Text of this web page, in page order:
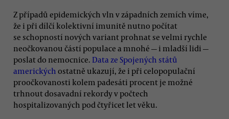
Z případů epidemických vln v západních zemích víme,
že i při dílčí kolektivní imunitě nutno počítat
se schopností nových variant prohnat se velmi rychle
neočkovanou částí populace a mnohé — i mladší lidi —
poslat do nemocnice. Data ze Spojených států
amerických ostatně ukazují, že i při celopopulační
proočkovanosti kolem padesáti procent je možné
trhnout dosavadní rekordy v počtech
hospitalizovaných pod čtyřicet let věku.